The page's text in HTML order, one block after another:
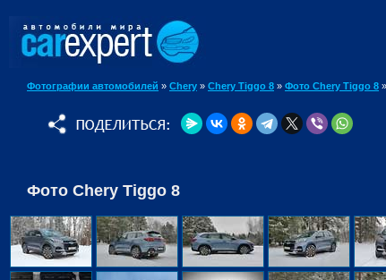
Фотографии автомобилей » Chery » Chery Tiggo 8 » Фото Chery Tiggo 8 »
Фото Chery Tiggo 8